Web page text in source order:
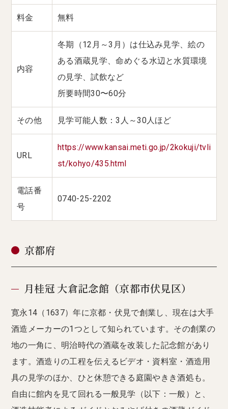
料金 無料
内容
冬期（12月～3月）は仕込み見学、絵の
ある酒蔵見学、命めぐる水辺と水質環境
の見学、試飲など
所要時間30〜60分
その他 見学可能人数：3人～30人ほど
URL
https://www.kansai.meti.go.jp/2kokuji/tvli
st/kohyo/435.html
電話番
号
0740-25-2202
京都府
月桂冠 大倉記念館（京都市伏見区）
寛永14（1637）年に京都・伏見で創業し、現在は大手
酒造メーカーの1つとして知られています。その創業の
地の一角に、明治時代の酒蔵を改装した記念館があり
ます。酒造りの工程を伝えるビデオ・資料室・酒造用
具の見学のほか、ひと休憩できる庭園やきき酒処も。
自由に館内を見て回れる一般見学（以下：一般）と、